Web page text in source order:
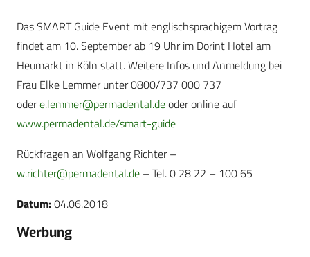
Das SMART Guide Event mit englischsprachigem Vortrag
findet am 10. September ab 19 Uhr im Dorint Hotel am
Heumarkt in Köln statt. Weitere Infos und Anmeldung bei
Frau Elke Lemmer unter 0800/737 000 737
odere.lemmer@permadental.deoder online auf
www.permadental.de/smart-guide
Rückfragen an Wolfgang Richter –
w.richter@permadental.de – Tel. 0 28 22 – 100 65
Datum:04.06.2018
Werbung